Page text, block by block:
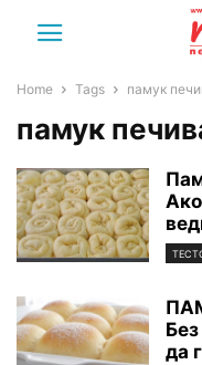
Home Tags памук
памук
Ако
да